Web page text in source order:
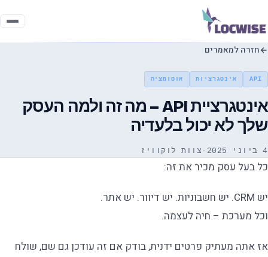
חזרה למאמרים
API אינטגרציות אוטומציה
אינטגרציית API – מה זה ולמה העסק
שלך לא יכול בלעדיה
4 ביוני 2025 · צוות לוקוויז
כל בעל עסק מכיר את זה:
יש CRM. יש חשבוניות. יש דיוור. יש אתר.
וכל מערכת – חיה לעצמה.
אז אתה מעתיק פרטים ידנית, בודק אם זה עודכן גם שם, שולח